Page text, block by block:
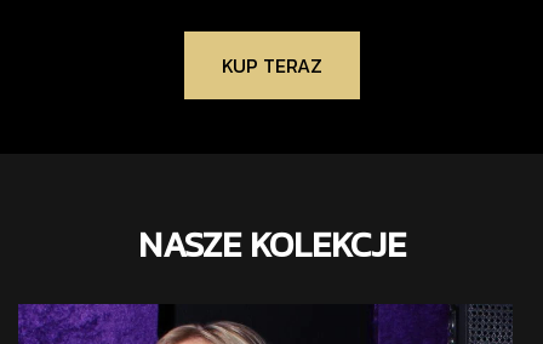
KUP TERAZ
NASZE KOLEKCJE